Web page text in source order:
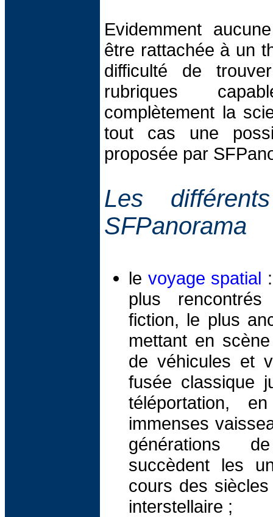
Evidemment
être rattachée à un
difficulté de
rubriques
complètement la
tout cas une
proposée par
Les
SFPanorama
le voyage spatial
plus
fiction, le plus
mettant en
de véhicules et
fusée classique
téléportation,
immenses
générations
succèdent les
cours des
interstellaire ;